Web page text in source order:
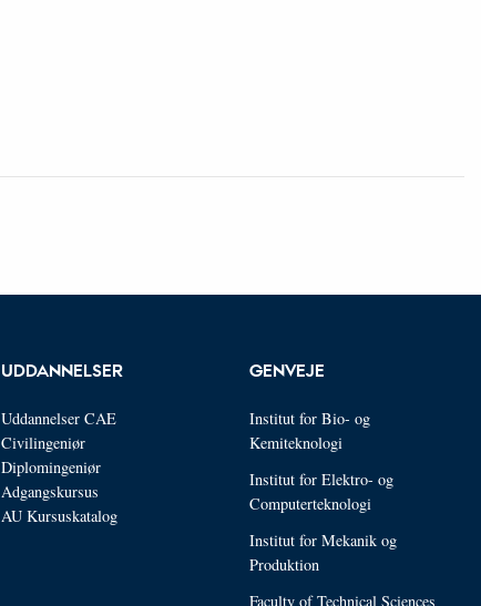
UDDANNELSER
Uddannelser CAE
Civilingeniør
Diplomingeniør
Adgangskursus
AU Kursuskatalog
GENVEJE
Institut for Bio- og
Kemiteknologi
Institut for Elektro- og
Computerteknologi
Institut for Mekanik og
Produktion
Faculty of Technical Sciences